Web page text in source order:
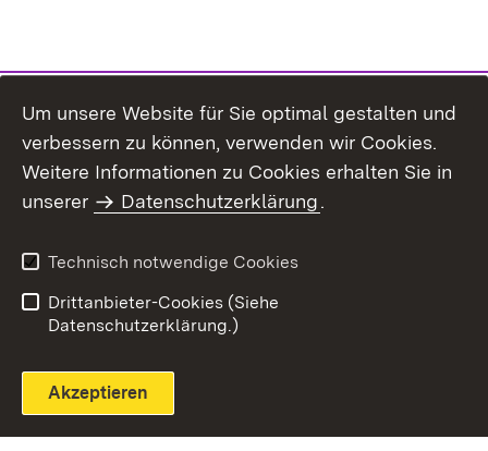
Themenübersicht
Um unsere Website für Sie optimal gestalten und
verbessern zu können, verwenden wir Cookies.
Weitere Informationen zu Cookies erhalten Sie in
unserer
Datenschutzerklärung.
Technisch notwendige Cookies
Drittanbieter-Cookies (Siehe
Datenschutzerklärung.)
Akzeptieren